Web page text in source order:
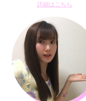
詳細はこちら